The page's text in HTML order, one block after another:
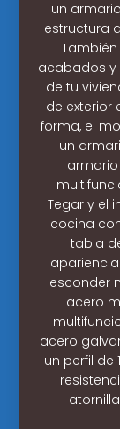
un
estructura
acabados y
de tu
de exterior
forma, el
un
Tegar y el
cocina
tabla
esconder
acero
acero
un perfil de